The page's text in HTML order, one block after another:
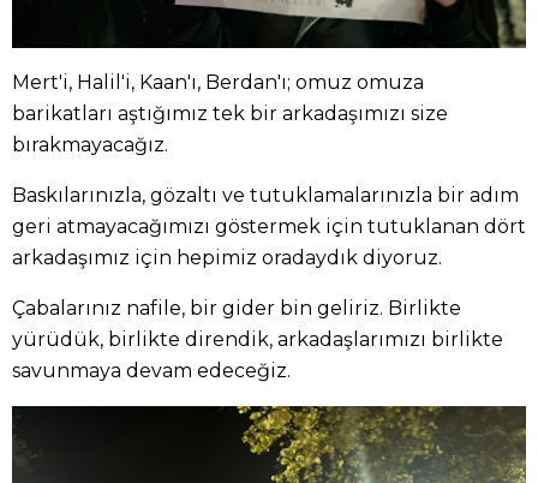
Mert'i, Halil'i, Kaan'ı, Berdan'ı; omuz omuza
barikatları aştığımız tek bir arkadaşımızı size
bırakmayacağız.
Baskılarınızla, gözaltı ve tutuklamalarınızla bir adım
geri atmayacağımızı göstermek için tutuklanan dört
arkadaşımız için hepimiz oradaydık diyoruz.
Çabalarınız nafile, bir gider bin geliriz. Birlikte
yürüdük, birlikte direndik, arkadaşlarımızı birlikte
savunmaya devam edeceğiz.